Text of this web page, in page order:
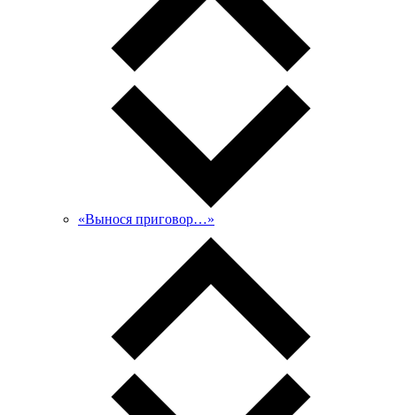
«Вынося приговор…»